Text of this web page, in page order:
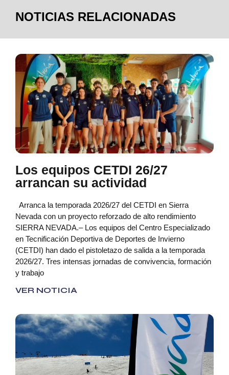
NOTICIAS RELACIONADAS
Los equipos CETDI 26/27
arrancan su actividad
Arranca la temporada 2026/27 del CETDI en Sierra
Nevada con un proyecto reforzado de alto rendimiento
SIERRA NEVADA.– Los equipos del Centro Especializado
en Tecnificación Deportiva de Deportes de Invierno
(CETDI) han dado el pistoletazo de salida a la temporada
2026/27. Tres intensas jornadas de convivencia, formación
y trabajo
VER NOTICIA